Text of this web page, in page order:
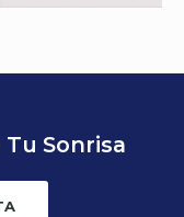
Sonrisa